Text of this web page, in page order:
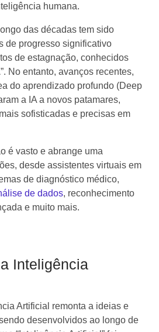
humana.
das décadas tem sido
de progresso significativo
de estagnação, conhecidos
No entanto, avanços recentes,
do aprendizado profundo (Deep
a IA a novos patamares,
sofisticadas e precisas em
é vasto e abrange uma
desde assistentes virtuais em
de diagnóstico médico,
de dados, reconhecimento
e muito mais.
Inteligência
Artificial remonta a ideias e
desenvolvidos ao longo de